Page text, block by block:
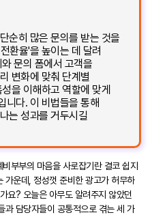
순히 많은 문의를 받는 것을
환율'을 높이는 데 달려
문의 폼에서 고객을
변화에 맞춰 단계별
을 이해하고 역할에 맞게
니다. 이 비법들을 통해
는 성과를 거두시길
부부의 마음을 사로잡기란 결코 쉽지
가운데, 정성껏 준비한 광고가 허무하
요? 오늘은 아무도 알려주지 않았던
과 담당자들이 공통적으로 겪는 세 가